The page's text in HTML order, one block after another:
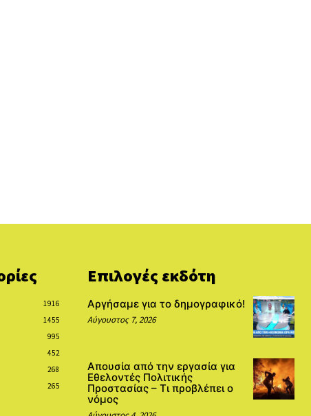
1916
1455
995
452
268
265
Επιλογές εκδότη
Αργήσαμε για το δημογραφικό!
Αύγουστος 7, 2026
Απουσία από την εργασία για
Εθελοντές Πολιτικής
Προστασίας – Τι προβλέπει ο
νόμος